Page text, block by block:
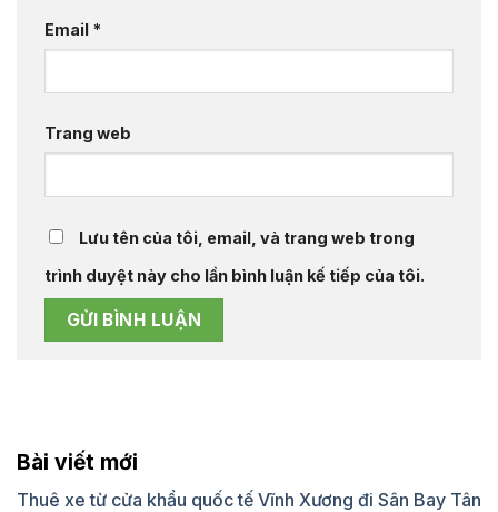
Email *
Trang web
Lưu tên của tôi, email, và trang web trong
trình duyệt này cho lần bình luận kế tiếp của tôi.
Bài viết mới
Thuê xe từ cửa khẩu quốc tế Vĩnh Xương đi Sân Bay Tân